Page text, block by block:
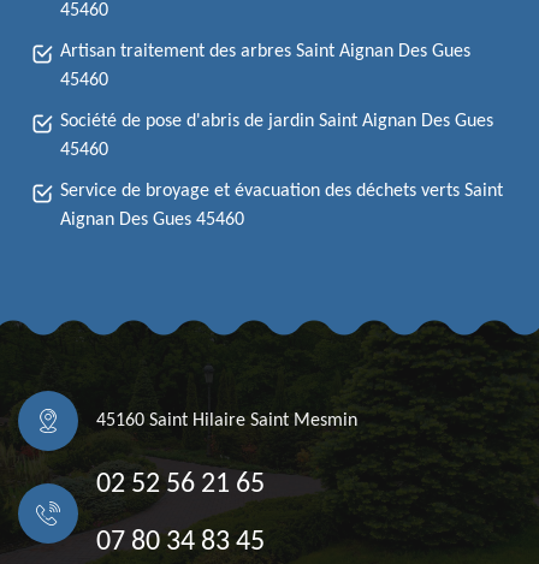
45460
Artisan traitement des arbres Saint Aignan Des Gues
45460
Société de pose d'abris de jardin Saint Aignan Des Gues
45460
Service de broyage et évacuation des déchets verts Saint
Aignan Des Gues 45460
45160 Saint Hilaire Saint Mesmin
02 52 56 21 65
07 80 34 83 45